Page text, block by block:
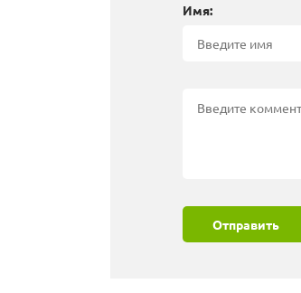
Имя:
Отправить